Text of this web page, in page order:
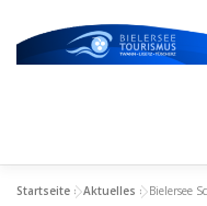
Startseite »Aktuelles »Bielersee